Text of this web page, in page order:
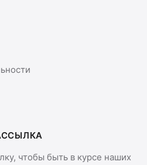
чтобы быть в курсе наших